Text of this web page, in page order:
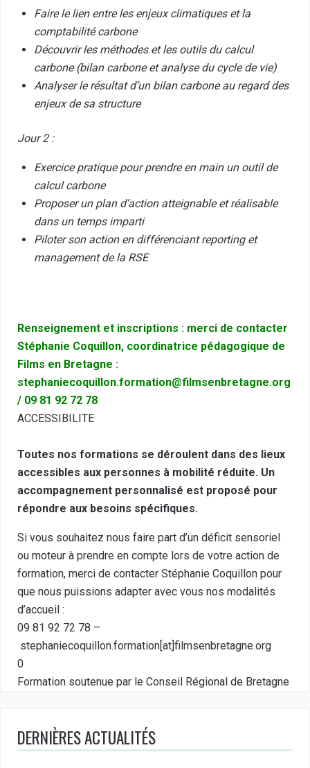
Faire le lien entre les enjeux climatiques et la
comptabilité carbone
Découvrir les méthodes et les outils du calcul
carbone (bilan carbone et analyse du cycle de vie)
Analyser le résultat d’un bilan carbone au regard des
enjeux de sa structure
Jour 2 :
Exercice pratique pour prendre en main un outil de
calcul carbone
Proposer un plan d’action atteignable et réalisable
dans un temps imparti
Piloter son action en différenciant reporting et
management de la RSE
Renseignement et inscriptions : merci de contacter
Stéphanie Coquillon, coordinatrice pédagogique de
Films en Bretagne :
stephaniecoquillon.formation@filmsenbretagne.org
/ 09 81 92 72 78
ACCESSIBILITE
Toutes nos formations se déroulent dans des lieux
accessibles aux personnes à mobilité réduite. Un
accompagnement personnalisé est proposé pour
répondre aux besoins spécifiques.
Si vous souhaitez nous faire part d’un déficit sensoriel
ou moteur à prendre en compte lors de votre action de
formation, merci de contacter Stéphanie Coquillon pour
que nous puissions adapter avec vous nos modalités
d’accueil :
09 81 92 72 78 –
stephaniecoquillon.formation[at]filmsenbretagne.org
0
Formation soutenue par le Conseil Régional de Bretagne
DERNIÈRES ACTUALITÉS